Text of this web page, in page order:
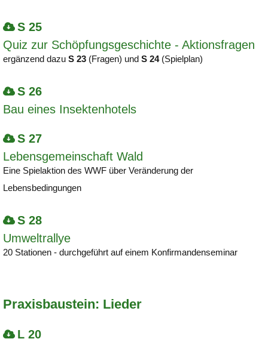
S 25
Quiz zur Schöpfungsgeschichte - Aktionsfragen
ergänzend dazu S 23 (Fragen) und S 24(Spielplan)
S 26
Bau eines Insektenhotels
S 27
Lebensgemeinschaft Wald
Eine Spielaktion des WWF über Veränderung der
Lebensbedingungen
S 28
Umweltrallye
20 Stationen - durchgeführt auf einem Konfirmandenseminar
Praxisbaustein: Lieder
L 20